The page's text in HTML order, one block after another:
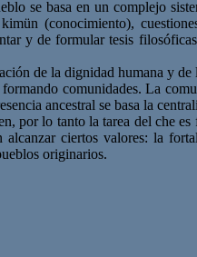
se basa en un complejo
(conocimiento),
y de formular tesis
de la dignidad humana y
comunidades. La
ancestral se basa la
por lo tanto la tarea del che
ciertos valores: la
originarios.